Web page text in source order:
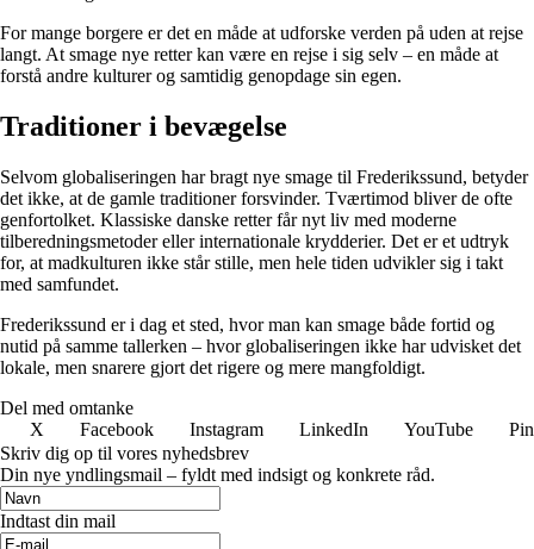
For mange borgere er det en måde at udforske verden på uden at rejse
langt. At smage nye retter kan være en rejse i sig selv – en måde at
forstå andre kulturer og samtidig genopdage sin egen.
Traditioner i bevægelse
Selvom globaliseringen har bragt nye smage til Frederikssund, betyder
det ikke, at de gamle traditioner forsvinder. Tværtimod bliver de ofte
genfortolket. Klassiske danske retter får nyt liv med moderne
tilberedningsmetoder eller internationale krydderier. Det er et udtryk
for, at madkulturen ikke står stille, men hele tiden udvikler sig i takt
med samfundet.
Frederikssund er i dag et sted, hvor man kan smage både fortid og
nutid på samme tallerken – hvor globaliseringen ikke har udvisket det
lokale, men snarere gjort det rigere og mere mangfoldigt.
Del med omtanke
X
Facebook Instagram LinkedIn YouTube
Skriv dig op til vores nyhedsbrev
Din nye yndlingsmail – fyldt med indsigt og konkrete råd.
Indtast din mail